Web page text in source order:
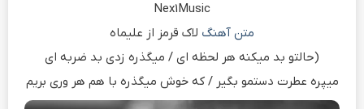
Nex1Music
متن آهنگ لاک قرمز از علیماه
(حالتو بد میکنه هر لحظه ای / میگذره زدی بد ضربه ای
میپره عطرت دستمو بگیر / که خوش میگذره با هم هر وری بریم